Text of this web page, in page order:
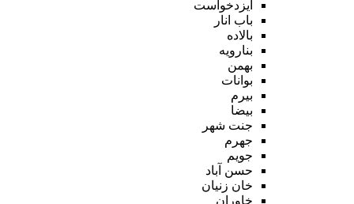
ایزدخواست
باب انار
بالاده
بنارویه
بهمن
بوانات
بیرم
بیضا
جنت شهر
جهرم
جویم
حسن آباد
خان زنیان
خاوران